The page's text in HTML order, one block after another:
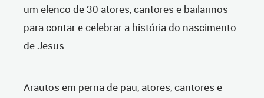
um elenco de 30 atores, cantores e bailarinos
para contar e celebrar a história do nascimento
de Jesus.
Arautos em perna de pau, atores, cantores e